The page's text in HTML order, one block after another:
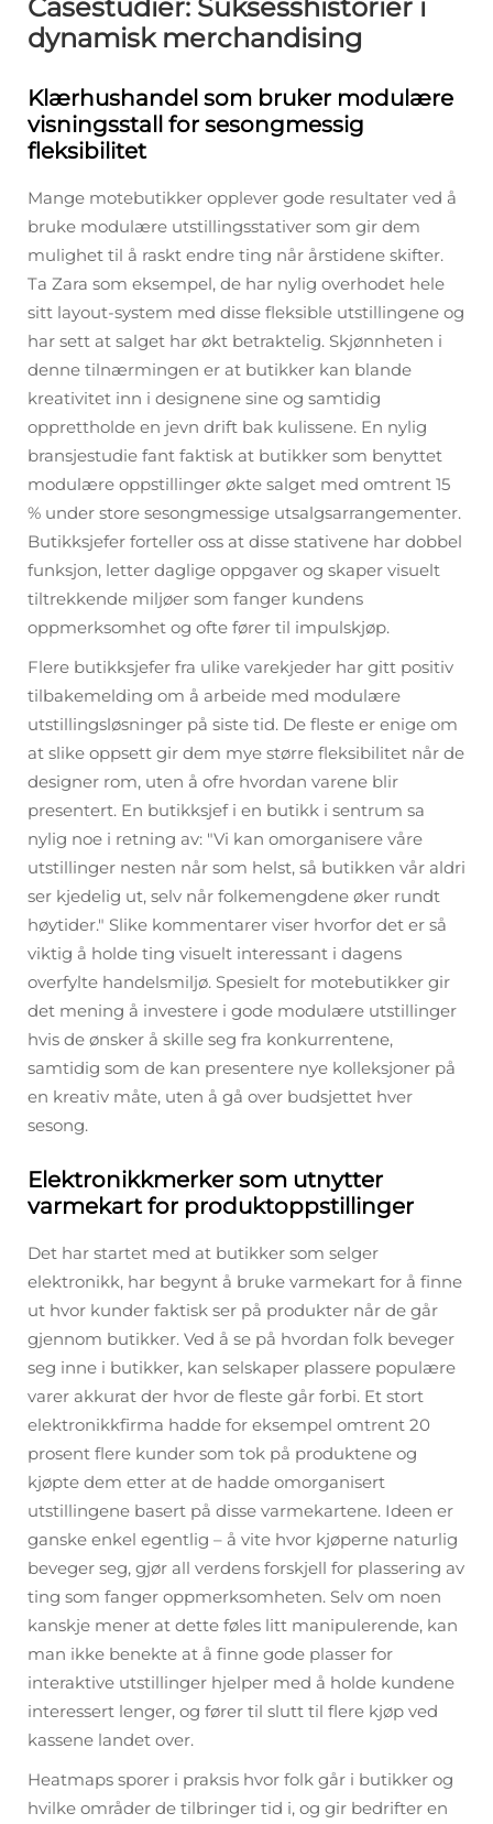
Casestudier: Suksesshistorier i
dynamisk merchandising
Klærhushandel som bruker modulære
visningsstall for sesongmessig
fleksibilitet
Mange motebutikker opplever gode resultater ved å
bruke modulære utstillingsstativer som gir dem
mulighet til å raskt endre ting når årstidene skifter.
Ta Zara som eksempel, de har nylig overhodet hele
sitt layout-system med disse fleksible utstillingene og
har sett at salget har økt betraktelig. Skjønnheten i
denne tilnærmingen er at butikker kan blande
kreativitet inn i designene sine og samtidig
opprettholde en jevn drift bak kulissene. En nylig
bransjestudie fant faktisk at butikker som benyttet
modulære oppstillinger økte salget med omtrent 15
% under store sesongmessige utsalgsarrangementer.
Butikksjefer forteller oss at disse stativene har dobbel
funksjon, letter daglige oppgaver og skaper visuelt
tiltrekkende miljøer som fanger kundens
oppmerksomhet og ofte fører til impulskjøp.
Flere butikksjefer fra ulike varekjeder har gitt positiv
tilbakemelding om å arbeide med modulære
utstillingsløsninger på siste tid. De fleste er enige om
at slike oppsett gir dem mye større fleksibilitet når de
designer rom, uten å ofre hvordan varene blir
presentert. En butikksjef i en butikk i sentrum sa
nylig noe i retning av: "Vi kan omorganisere våre
utstillinger nesten når som helst, så butikken vår aldri
ser kjedelig ut, selv når folkemengdene øker rundt
høytider." Slike kommentarer viser hvorfor det er så
viktig å holde ting visuelt interessant i dagens
overfylte handelsmiljø. Spesielt for motebutikker gir
det mening å investere i gode modulære utstillinger
hvis de ønsker å skille seg fra konkurrentene,
samtidig som de kan presentere nye kolleksjoner på
en kreativ måte, uten å gå over budsjettet hver
sesong.
Elektronikkmerker som utnytter
varmekart for produktoppstillinger
Det har startet med at butikker som selger
elektronikk, har begynt å bruke varmekart for å finne
ut hvor kunder faktisk ser på produkter når de går
gjennom butikker. Ved å se på hvordan folk beveger
seg inne i butikker, kan selskaper plassere populære
varer akkurat der hvor de fleste går forbi. Et stort
elektronikkfirma hadde for eksempel omtrent 20
prosent flere kunder som tok på produktene og
kjøpte dem etter at de hadde omorganisert
utstillingene basert på disse varmekartene. Ideen er
ganske enkel egentlig – å vite hvor kjøperne naturlig
beveger seg, gjør all verdens forskjell for plassering av
ting som fanger oppmerksomheten. Selv om noen
kanskje mener at dette føles litt manipulerende, kan
man ikke benekte at å finne gode plasser for
interaktive utstillinger hjelper med å holde kundene
interessert lenger, og fører til slutt til flere kjøp ved
kassene landet over.
Heatmaps sporer i praksis hvor folk går i butikker og
hvilke områder de tilbringer tid i, og gir bedrifter en